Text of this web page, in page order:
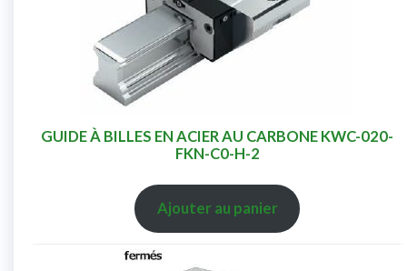
GUIDE À BILLES EN ACIER AU CARBONE KWC-020-
FKN-C0-H-2
Ajouter au panier